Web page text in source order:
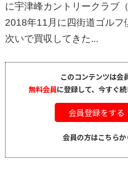
に宇津峰カントリークラブ
2018年11月に四街道ゴルフ
次いで買収してきた...
このコンテンツは会
無料会員に登録して、今すぐ
会員登録をする
会員の方はこちらか